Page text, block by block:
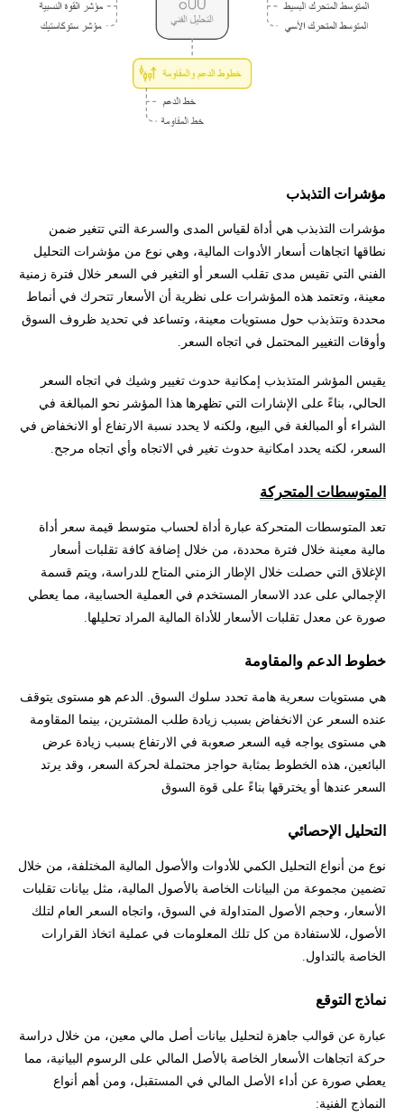
مؤشرات التذبذب
مؤشرات التذبذب هي أداة لقياس المدى والسرعة التي تتغير ضمن
نطاقها اتجاهات أسعار الأدوات المالية، وهي نوع من مؤشرات التحليل
الفني التي تقيس مدى تقلب السعر أو التغير في السعر خلال فترة زمنية
معينة، وتعتمد هذه المؤشرات على نظرية أن الأسعار تتحرك في أنماط
محددة وتتذبذب حول مستويات معينة، وتساعد في تحديد ظروف السوق
وأوقات التغيير المحتمل في اتجاه السعر.
يقيس المؤشر المتذبذب إمكانية حدوث تغيير وشيك في اتجاه السعر
الحالي، بناءً على الإشارات التي تظهرها هذا المؤشر نحو المبالغة في
الشراء أو المبالغة في البيع، ولكنه لا يحدد نسبة الارتفاع أو الانخفاض في
السعر، لكنه يحدد امكانية حدوث تغير في الاتجاه وأي اتجاه مرجح.
المتوسطات المتحركة
تعد المتوسطات المتحركة عبارة أداة لحساب متوسط قيمة سعر أداة
مالية معينة خلال فترة محددة، من خلال إضافة كافة تقلبات أسعار
الإغلاق التي حصلت خلال الإطار الزمني المتاح للدراسة، ويتم قسمة
الإجمالي على عدد الاسعار المستخدم في العملية الحسابية، مما يعطي
صورة عن معدل تقلبات الأسعار للأداة المالية المراد تحليلها.
خطوط الدعم والمقاومة
هي مستويات سعرية هامة تحدد سلوك السوق. الدعم هو مستوى يتوقف
عنده السعر عن الانخفاض بسبب زيادة طلب المشترين، بينما المقاومة
هي مستوى يواجه فيه السعر صعوبة في الارتفاع بسبب زيادة عرض
البائعين، هذه الخطوط بمثابة حواجز محتملة لحركة السعر، وقد يرتد
السعر عندها أو يخترقها بناءً على قوة السوق
التحليل الإحصائي
نوع من أنواع التحليل الكمي للأدوات والأصول المالية المختلفة، من خلال
تضمين مجموعة من البيانات الخاصة بالأصول المالية، مثل بيانات تقلبات
الأسعار، وحجم الأصول المتداولة في السوق، واتجاه السعر العام لتلك
الأصول، للاستفادة من كل تلك المعلومات في عملية اتخاذ القرارات
الخاصة بالتداول.
نماذج التوقع
عبارة عن قوالب جاهزة لتحليل بيانات أصل مالي معين، من خلال دراسة
حركة اتجاهات الأسعار الخاصة بالأصل المالي على الرسوم البيانية، مما
يعطي صورة عن أداء الأصل المالي في المستقبل، ومن أهم أنواع
النماذج الفنية: